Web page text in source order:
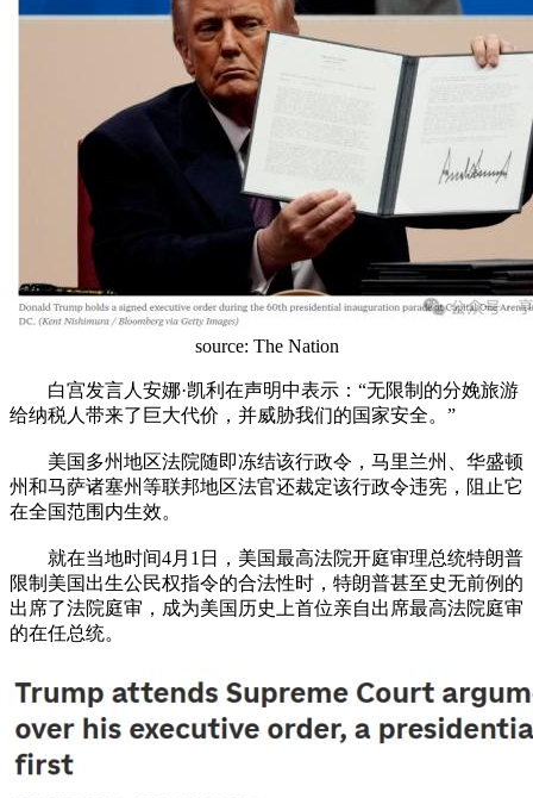
source: The Nation
白宫发言人安娜·凯利在声明中表示：“无限制的分娩旅游
给纳税人带来了巨大代价，并威胁我们的国家安全。”
美国多州地区法院随即冻结该行政令，马里兰州、华盛顿
州和马萨诸塞州等联邦地区法官还裁定该行政令违宪，阻止它
在全国范围内生效。
就在当地时间4月1日，美国最高法院开庭审理总统特朗普
限制美国出生公民权指令的合法性时，特朗普甚至史无前例的
出席了法院庭审，成为美国历史上首位亲自出席最高法院庭审
的在任总统。